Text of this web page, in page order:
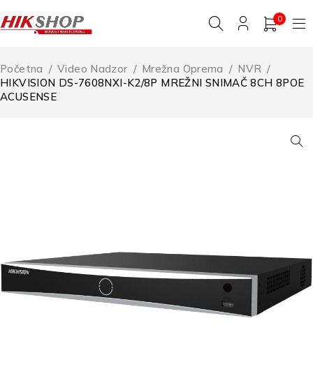
0
Početna / Video Nadzor / Mrežna Oprema / NVR /
HIKVISION DS-7608NXI-K2/8P MREŽNI SNIMAČ 8CH 8POE
ACUSENSE